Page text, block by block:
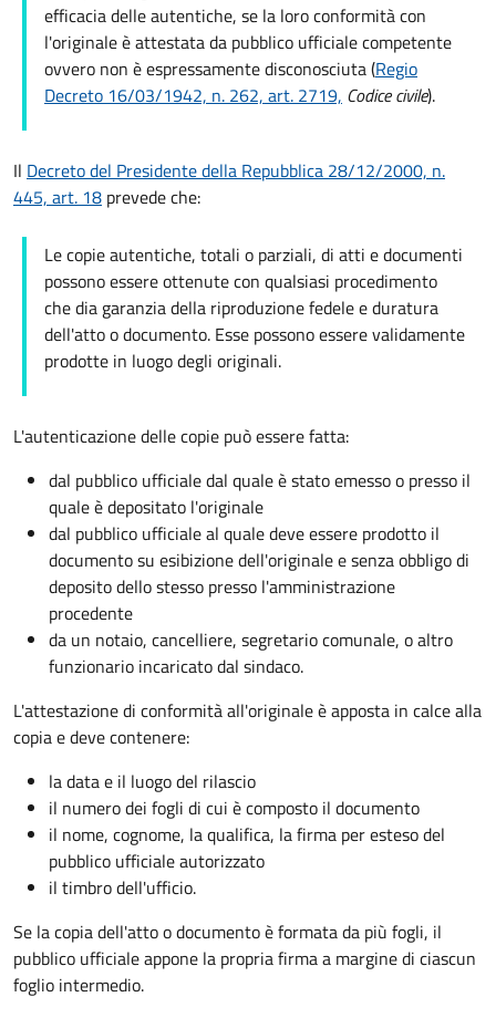
efficacia delle autentiche, se la loro conformità con
l'originale è attestata da pubblico ufficiale competente
ovvero non è espressamente disconosciuta (Regio
Decreto 16/03/1942, n. 262, art. 2719, Codice civile).
Il Decreto del Presidente della Repubblica 28/12/2000, n.
445, art. 18 prevede che:
Le copie autentiche, totali o parziali, di atti e documenti
possono essere ottenute con qualsiasi procedimento
che dia garanzia della riproduzione fedele e duratura
dell'atto o documento. Esse possono essere validamente
prodotte in luogo degli originali.
L'autenticazione delle copie può essere fatta:
dal pubblico ufficiale dal quale è stato emesso o presso il
quale è depositato l'originale
dal pubblico ufficiale al quale deve essere prodotto il
documento su esibizione dell'originale e senza obbligo di
deposito dello stesso presso l'amministrazione
procedente
da un notaio, cancelliere, segretario comunale, o altro
funzionario incaricato dal sindaco.
L'attestazione di conformità all'originale è apposta in calce alla
copia e deve contenere:
la data e il luogo del rilascio
il numero dei fogli di cui è composto il documento
il nome, cognome, la qualifica, la firma per esteso del
pubblico ufficiale autorizzato
il timbro dell'ufficio.
Se la copia dell'atto o documento è formata da più fogli, il
pubblico ufficiale appone la propria firma a margine di ciascun
foglio intermedio.